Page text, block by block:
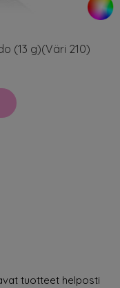
(13 g)(Väri 210)
tuotteet helposti